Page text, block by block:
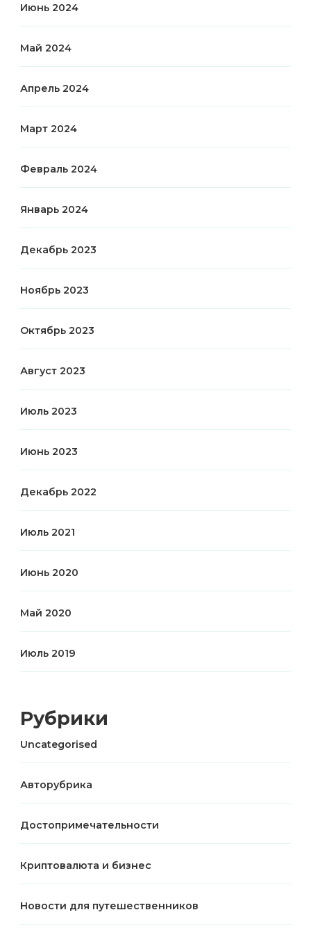
Июнь 2024
Май 2024
Апрель 2024
Март 2024
Февраль 2024
Январь 2024
Декабрь 2023
Ноябрь 2023
Октябрь 2023
Август 2023
Июль 2023
Июнь 2023
Декабрь 2022
Июль 2021
Июнь 2020
Май 2020
Июль 2019
Рубрики
Uncategorised
Авторубрика
Достопримечательности
Криптовалюта и бизнес
Новости для путешественников